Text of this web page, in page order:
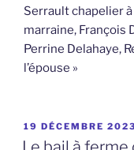
Serrault chapelier
marraine, François
Perrine Delahaye,
l’épouse »
PUBLIÉ
LE
19 DÉCEMBRE 2023